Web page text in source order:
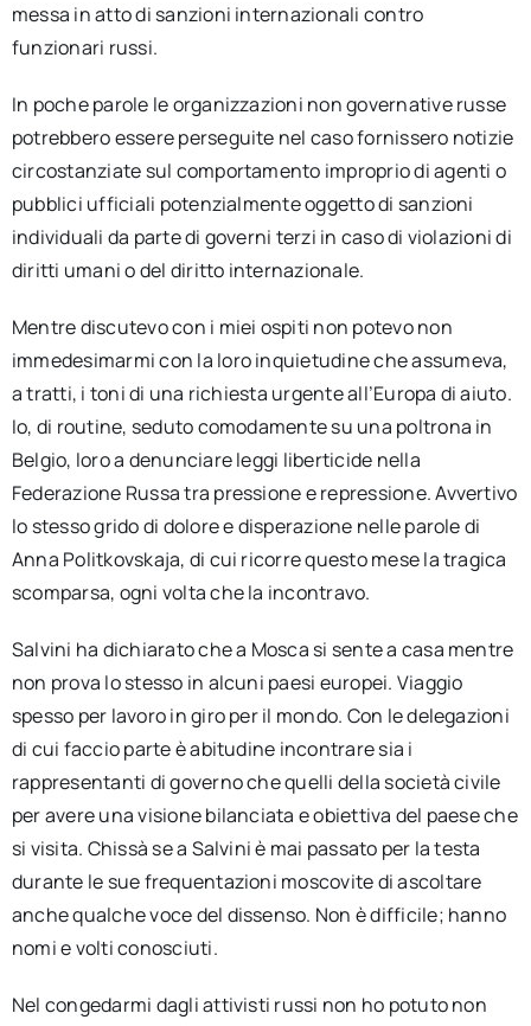
messa in atto di sanzioni internazionali contro
funzionari russi.
In poche parole le organizzazioni non governative russe
potrebbero essere perseguite nel caso fornissero notizie
circostanziate sul comportamento improprio di agenti o
pubblici ufficiali potenzialmente oggetto di sanzioni
individuali da parte di governi terzi in caso di violazioni di
diritti umani o del diritto internazionale.
Mentre discutevo con i miei ospiti non potevo non
immedesimarmi con la loro inquietudine che assumeva,
a tratti, i toni di una richiesta urgente all’Europa di aiuto.
Io, di routine, seduto comodamente su una poltrona in
Belgio, loro a denunciare leggi liberticide nella
Federazione Russa tra pressione e repressione. Avvertivo
lo stesso grido di dolore e disperazione nelle parole di
Anna Politkovskaja, di cui ricorre questo mese la tragica
scomparsa, ogni volta che la incontravo.
Salvini ha dichiarato che a Mosca si sente a casa mentre
non prova lo stesso in alcuni paesi europei. Viaggio
spesso per lavoro in giro per il mondo. Con le delegazioni
di cui faccio parte è abitudine incontrare sia i
rappresentanti di governo che quelli della società civile
per avere una visione bilanciata e obiettiva del paese che
si visita. Chissà se a Salvini è mai passato per la testa
durante le sue frequentazioni moscovite di ascoltare
anche qualche voce del dissenso. Non è difficile; hanno
nomi e volti conosciuti.
Nel congedarmi dagli attivisti russi non ho potuto non